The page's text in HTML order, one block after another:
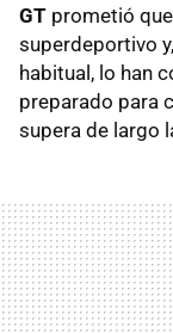
GT prometió
superdeportivo
habitual, lo han
preparado para
supera de largo